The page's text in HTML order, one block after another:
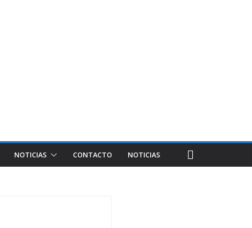
NOTICIAS CONTACTO NOTICIAS